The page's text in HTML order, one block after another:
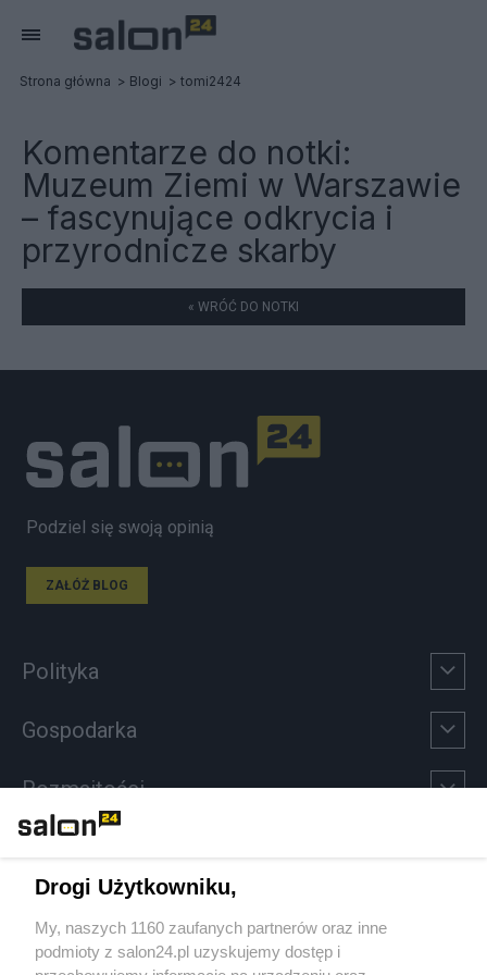
Strona główna Blogi tomi2424
Komentarze do notki:
Muzeum Ziemi w Warszawie
– fascynujące odkrycia i
przyrodnicze skarby
« WRÓĆ DO NOTKI
Podziel się swoją opinią
ZAŁÓŻ BLOG
Polityka
Gospodarka
Rozmaitości
Sport
Społeczeństwo
Drogi Użytkowniku,
My, naszych 1160 zaufanych partnerów oraz inne
podmioty z salon24.pl uzyskujemy dostęp i